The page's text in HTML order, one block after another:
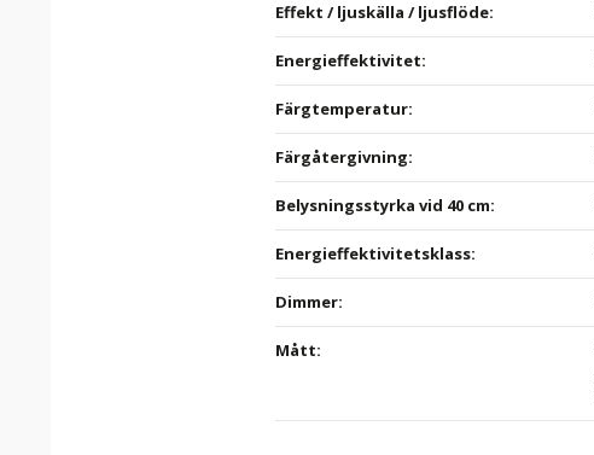
Effekt / ljuskälla / ljusflöde:
Energieffektivitet:
Färgtemperatur:
Färgåtergivning:
Belysningsstyrka vid 40 cm:
Energieffektivitetsklass:
Dimmer:
Mått: